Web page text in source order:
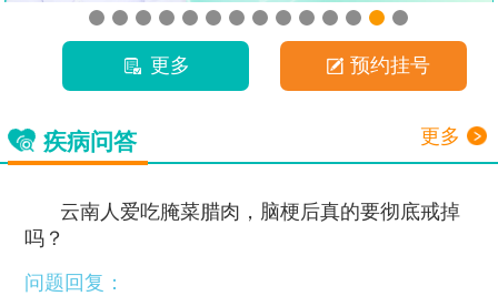
更多 预约挂号
疾病问答 更多
云南人爱吃腌菜腊肉，脑梗后真的要彻底戒掉
吗？
问题回复：